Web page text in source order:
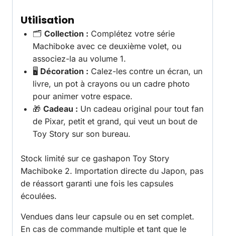
Utilisation
🗂️ Collection : Complétez votre série
Machiboke avec ce deuxième volet, ou
associez-la au volume 1.
🖥️ Décoration : Calez-les contre un écran, un
livre, un pot à crayons ou un cadre photo
pour animer votre espace.
🎁 Cadeau : Un cadeau original pour tout fan
de Pixar, petit et grand, qui veut un bout de
Toy Story sur son bureau.
Stock limité sur ce gashapon Toy Story
Machiboke 2. Importation directe du Japon, pas
de réassort garanti une fois les capsules
écoulées.
Vendues dans leur capsule ou en set complet.
En cas de commande multiple et tant que le